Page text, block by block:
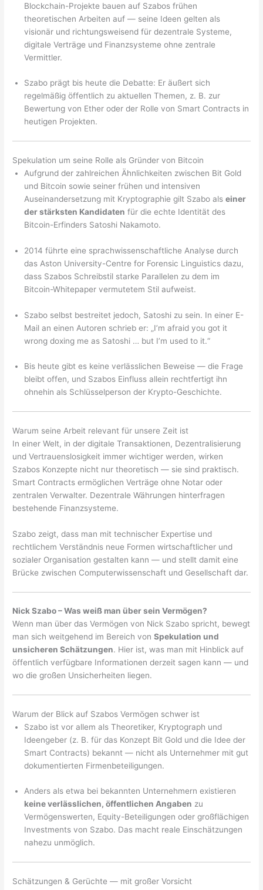
Blockchain-Projekte bauen auf Szabos frühen
theoretischen Arbeiten auf — seine Ideen gelten als
visionär und richtungsweisend für dezentrale Systeme,
digitale Verträge und Finanzsysteme ohne zentrale
Vermittler.
Szabo prägt bis heute die Debatte: Er äußert sich
regelmäßig öffentlich zu aktuellen Themen, z. B. zur
Bewertung von Ether oder der Rolle von Smart Contracts in
heutigen Projekten.
Spekulation um seine Rolle als Gründer von Bitcoin
Aufgrund der zahlreichen Ähnlichkeiten zwischen Bit Gold
und Bitcoin sowie seiner frühen und intensiven
Auseinandersetzung mit Kryptographie gilt Szabo alseiner
der stärksten Kandidaten für die echte Identität des
Bitcoin-Erfinders Satoshi Nakamoto.
2014 führte eine sprachwissenschaftliche Analyse durch
das Aston University-Centre for Forensic Linguistics dazu,
dass Szabos Schreibstil starke Parallelen zu dem im
Bitcoin-Whitepaper vermutetem Stil aufweist.
Szabo selbst bestreitet jedoch, Satoshi zu sein. In einer E-
Mail an einen Autoren schrieb er: „I’m afraid you got it
wrong doxing me as Satoshi … but I’m used to it.“
Bis heute gibt es keine verlässlichen Beweise — die Frage
bleibt offen, und Szabos Einfluss allein rechtfertigt ihn
ohnehin als Schlüsselperson der Krypto-Geschichte.
Warum seine Arbeit relevant für unsere Zeit ist
In einer Welt, in der digitale Transaktionen, Dezentralisierung
und Vertrauenslosigkeit immer wichtiger werden, wirken
Szabos Konzepte nicht nur theoretisch — sie sind praktisch.
Smart Contracts ermöglichen Verträge ohne Notar oder
zentralen Verwalter. Dezentrale Währungen hinterfragen
bestehende Finanzsysteme.
Szabo zeigt, dass man mit technischer Expertise und
rechtlichem Verständnis neue Formen wirtschaftlicher und
sozialer Organisation gestalten kann — und stellt damit eine
Brücke zwischen Computerwissenschaft und Gesellschaft dar.
Nick Szabo – Was weiß man über sein Vermögen?
Wenn man über das Vermögen von Nick Szabo spricht, bewegt
man sich weitgehend im Bereich vonSpekulation und
unsicheren Schätzungen. Hier ist, was man mit Hinblick auf
öffentlich verfügbare Informationen derzeit sagen kann — und
wo die großen Unsicherheiten liegen.
Warum der Blick auf Szabos Vermögen schwer ist
Szabo ist vor allem als Theoretiker, Kryptograph und
Ideengeber (z. B. für das Konzept Bit Gold und die Idee der
Smart Contracts) bekannt — nicht als Unternehmer mit gut
dokumentierten Firmenbeteiligungen.
Anders als etwa bei bekannten Unternehmern existieren
keine verlässlichen, öffentlichen Angaben zu
Vermögenswerten, Equity-Beteiligungen oder großflächigen
Investments von Szabo. Das macht reale Einschätzungen
nahezu unmöglich.
Schätzungen & Gerüchte — mit großer Vorsicht